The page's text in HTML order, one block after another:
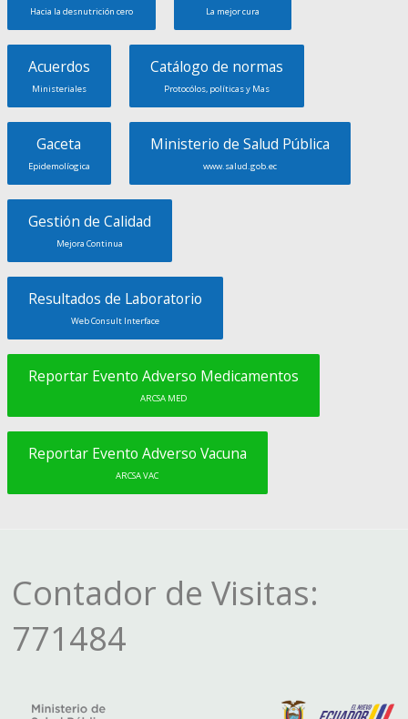
Hacia la desnutrición cero La mejor cura
Acuerdos
Ministeriales
Catálogo de normas
Protocólos, políticas y Mas
Gaceta
Epidemolíogica
Ministerio de Salud Pública
www.salud.gob.ec
Gestión de Calidad
Mejora Continua
Resultados de Laboratorio
Web Consult Interface
Reportar Evento Adverso Medicamentos
ARCSA MED
Reportar Evento Adverso Vacuna
ARCSA VAC
Contador de Visitas:
771484